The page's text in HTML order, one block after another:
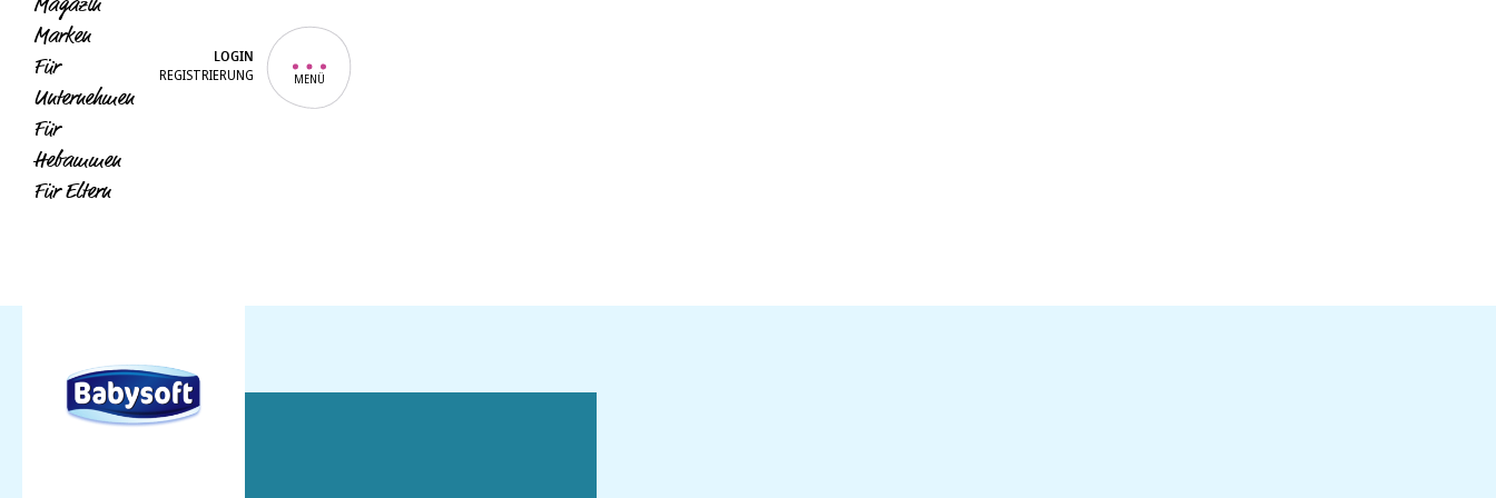
Magazin
Marken
Für
Unternehmen
Für
Hebammen
Für Eltern
LOGIN
REGISTRIERUNG MENÜ